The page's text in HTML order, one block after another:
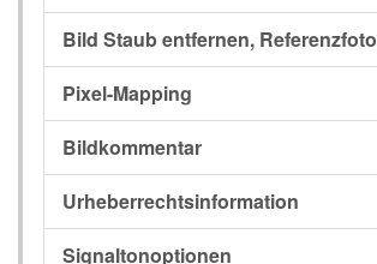
Bild Staub entfernen, Referenzfoto
Pixel-Mapping
Bildkommentar
Urheberrechtsinformation
Signaltonoptionen